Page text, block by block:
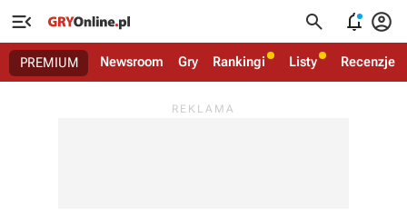
   
PREMIUM Newsroom Gry Rankingi Listy Recenzje